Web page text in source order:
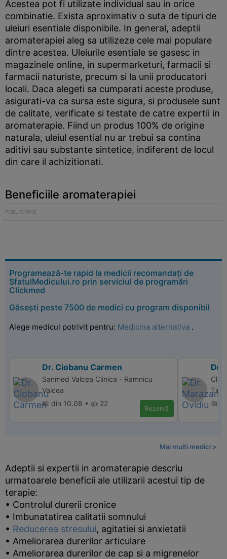
Acestea pot fi utilizate individual sau in orice
combinatie. Exista aproximativ o suta de tipuri de
uleiuri esentiale disponibile. In general, adeptii
aromaterapiei aleg sa utilizeze cele mai populare
dintre acestea. Uleiurile esentiale se gasesc in
magazinele online, in supermarketuri, farmacii si
farmacii naturiste, precum si la unii producatori
locali. Daca alegeti sa cumparati aceste produse,
asigurati-va ca sursa este sigura, si produsele sunt
de calitate, verificate si testate de catre expertii in
aromaterapie. Fiind un produs 100% de origine
naturala, uleiul esential nu ar trebui sa contina
aditivi sau substante sintetice, indiferent de locul
din care il achizitionati.
Beneficiile aromaterapiei
Programează-te rapid la medicii recomandați de
SfatulMedicului.ro prin serviciul de programări
Clickmed
Găsești peste 7500 de medici cu program disponibil
Alege medicul potrivit pentru: Medicina alternativa .
Dr. Ciobanu Carmen
Sanmed Valcea Clinica - Ramnicu
Valcea
📅 din 10.08 • 👍 22
Rezervă
Dr.
📅
Mai multi medici >
Adeptii si expertii in aromaterapie descriu
urmatoarele beneficii ale utilizarii acestui tip de
terapie:
• Controlul durerii cronice
• Imbunatatirea calitatii somnului
• Reducerea stresului, agitatiei si anxietatii
• Ameliorarea durerilor articulare
• Ameliorarea durerilor de cap si a migrenelor